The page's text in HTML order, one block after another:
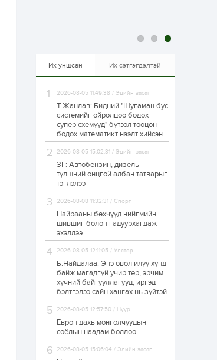
өсөж байна
1 өдөр 0
Худалдагч
Н.Амарзаяа:
Дэлгүүрийн 32
хуудастай өрийн
дэвтэр долоо хоногт
л дүүрдэг
1 өдөр 0
Б.Хулан дэлхийн
аварга боллоо
1 өдөр 0
намрын экспортын
орлого Монголд
юм
1 өдөр 0
Автомашины улсын
тоогоор төгссөн бол
өнөөдөр шатахуун
авна
Их уншсан Их сэтгэгдэлтэй
2026-08-05 11:49:38 / Эдийн засаг
Т.Жанлав: Бидний "Шугаман бус
системийг ойролцоо бодох
супер схемүүд" бүтээл тооцон
бодох математикт нээлт хийсэн
2026-08-05 15:02:31 / Эдийн засаг
ЗГ: Автобензин, дизель
түлшний онцгой албан татварыг
тэглэлээ
2026-08-08 11:32:31 / Спорт
Найрааны бөхчүүд нийгмийн
шившиг болон гадуурхагдаж
эхэллээ
2026-08-05 12:11:05 / Улстөр
Б.Найдалаа: Энэ өвөл илүү хүнд
байж магадгүй учир төр, эрчим
хүчний байгууллагууд, иргэд
бэлтгэлээ сайн хангах нь зүйтэй
2026-08-05 12:57:50 / Нүүр
Европ дахь монголчуудын
соёлын наадам боллоо
2026-08-05 15:06:04 / Эдийн засаг